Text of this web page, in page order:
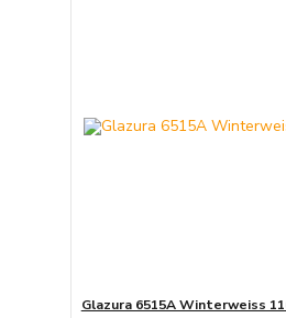
Glazura 6515A Winterweiss